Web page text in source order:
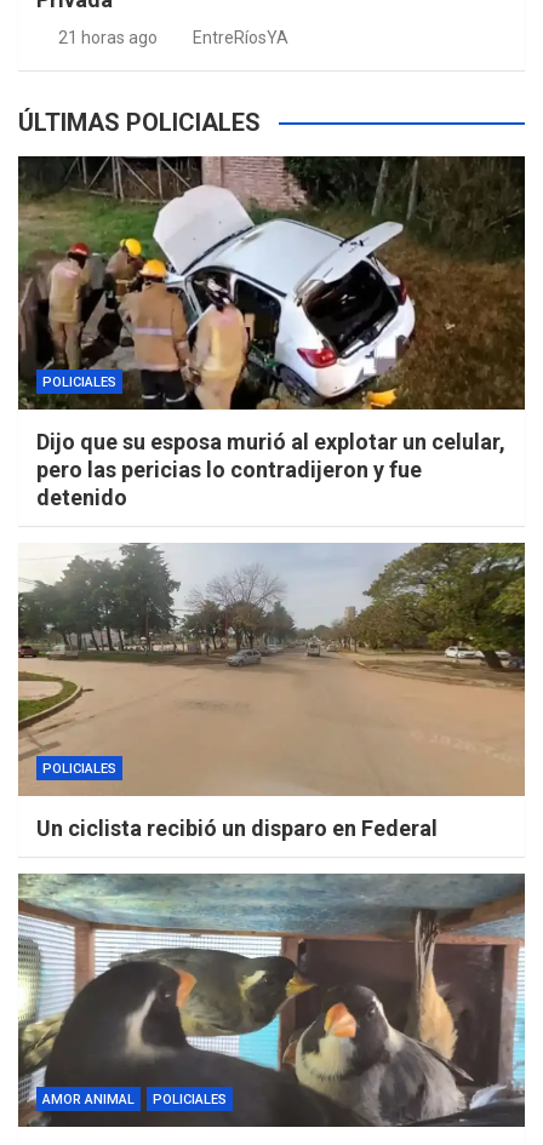
21 horas ago EntreRíosYA
ÚLTIMAS POLICIALES
POLICIALES
Dijo que su esposa murió al explotar un celular,
pero las pericias lo contradijeron y fue
detenido
POLICIALES
Un ciclista recibió un disparo en Federal
AMOR ANIMAL POLICIALES